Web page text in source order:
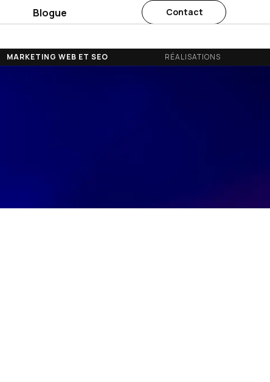
Blogue Contact
MARKETING WEB ET SEO
RÉALISATIONS